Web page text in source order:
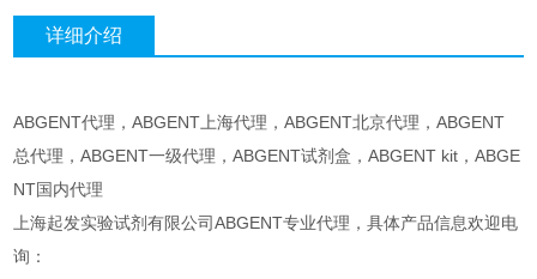
详细介绍
ABGENT代理，ABGENT上海代理，ABGENT北京代理，ABGENT
总代理，ABGENT一级代理，ABGENT试剂盒，ABGENT kit，ABGE
NT国内代理
上海起发实验试剂有限公司ABGENT专业代理，具体产品信息欢迎电
询：